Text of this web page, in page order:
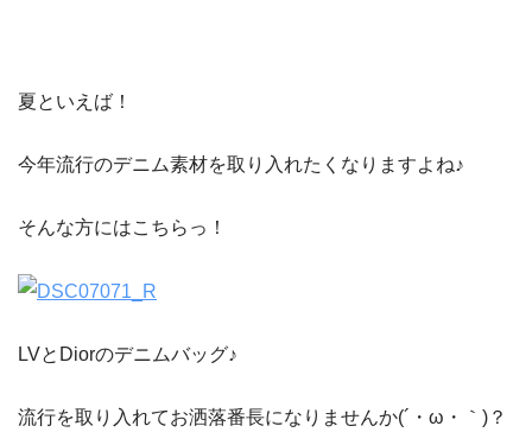
夏といえば！
今年流行のデニム素材を取り入れたくなりますよね♪
そんな方にはこちらっ！
LVとDiorのデニムバッグ♪
流行を取り入れてお洒落番長になりませんか(´・ω・｀)？